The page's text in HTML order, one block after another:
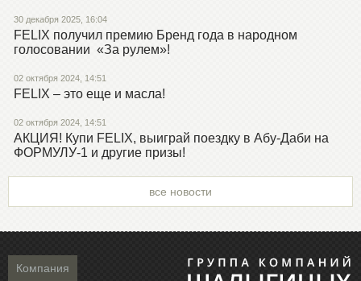
30 декабря 2025, 16:04
FELIX получил премию Бренд года в народном
голосовании «За рулем»!
02 октября 2024, 14:51
FELIX – это еще и масла!
02 октября 2024, 14:51
АКЦИЯ! Купи FELIX, выиграй поездку в Абу-Даби на
ФОРМУЛУ-1 и другие призы!
все новости
Компания